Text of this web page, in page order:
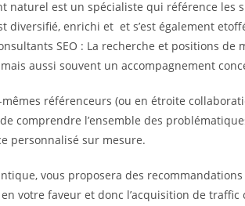
est un spécialiste qui référence les
diversifié, enrichi et et s’est également
SEO : La recherche et positions
aussi souvent un accompagnement
référenceurs (ou en étroite
comprendre l’ensemble des
personnalisé sur mesure.
vous proposera des
votre faveur et donc l’acquisition de